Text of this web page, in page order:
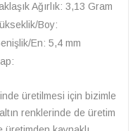
Ağırlık: 3,13 Gram
Boy:
En: 5,4 mm
üretilmesi için bizimle
renklerinde de üretim